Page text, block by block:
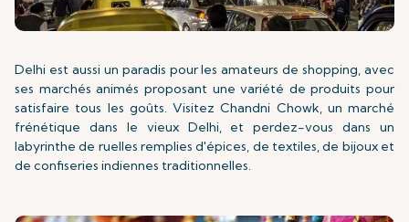
Delhi est aussi un paradis pour les amateurs de shopping, avec
ses marchés animés proposant une variété de produits pour
satisfaire tous les goûts. Visitez Chandni Chowk, un marché
frénétique dans le vieux Delhi, et perdez-vous dans un
labyrinthe de ruelles remplies d'épices, de textiles, de bijoux et
de confiseries indiennes traditionnelles.